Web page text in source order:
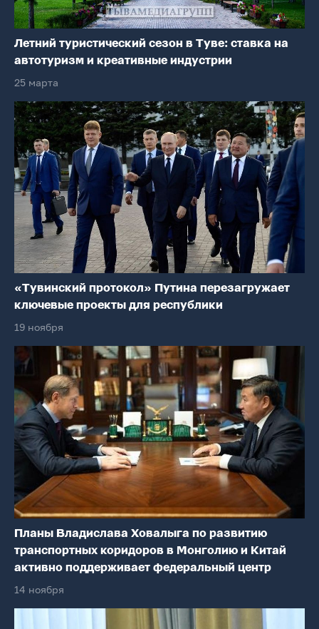
Летний туристический сезон в Туве: ставка на
автотуризм и креативные индустрии
25 марта
«Тувинский протокол» Путина перезагружает
ключевые проекты для республики
19 ноября
Планы Владислава Ховалыга по развитию
транспортных коридоров в Монголию и Китай
активно поддерживает федеральный центр
14 ноября